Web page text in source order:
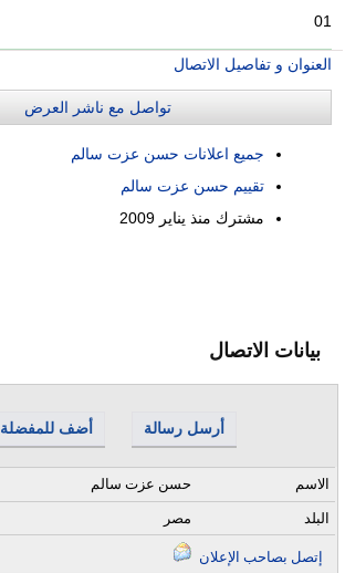
01
العنوان و تفاصيل الاتصال
تواصل مع ناشر العرض
جميع اعلانات حسن عزت سالم
تقييم حسن عزت سالم
مشترك منذ يناير 2009
بيانات الاتصال
أضف للمفضلة أرسل رسالة
حسن عزت سالم الاسم
مصر البلد